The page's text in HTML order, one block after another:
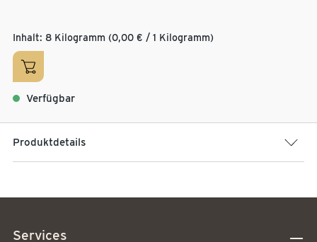
Inhalt: 8 Kilogramm(0,00 € / 1 Kilogramm)
Verfügbar
Produktdetails
Services